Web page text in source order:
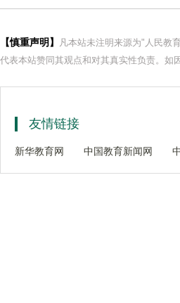
【慎重声明】
凡本站未注明来源为"人民教
代表本站赞同其观点和对其真实性负责。如
友情链接
新华教育网 中国教育新闻网